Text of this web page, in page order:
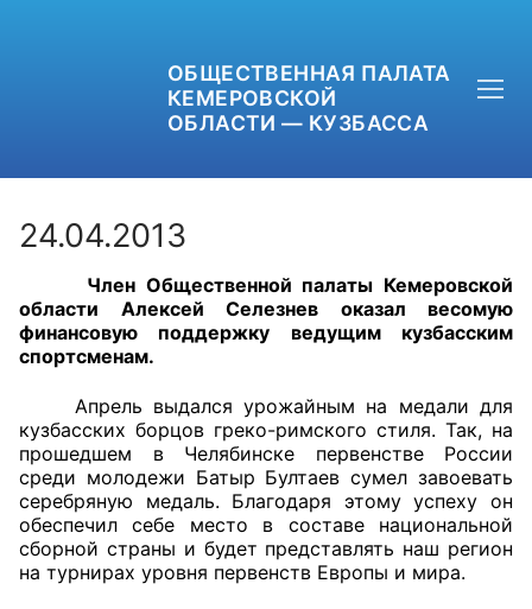
ОБЩЕСТВЕННАЯ ПАЛАТА
КЕМЕРОВСКОЙ
ОБЛАСТИ — КУЗБАССА
+7 (3842) 58-82-40
ОБРАТНАЯ СВЯЗЬ
Главная
24.04.2013
Член Общественной палаты Кемеровской
области Алексей Селезнев оказал весомую
финансовую поддержку ведущим кузбасским
спортсменам.
Апрель выдался урожайным на медали для
кузбасских борцов греко-римского стиля. Так, на
прошедшем в Челябинске первенстве России
среди молодежи Батыр Бултаев сумел завоевать
серебряную медаль. Благодаря этому успеху он
обеспечил себе место в составе национальной
сборной страны и будет представлять наш регион
на турнирах уровня первенств Европы и мира.